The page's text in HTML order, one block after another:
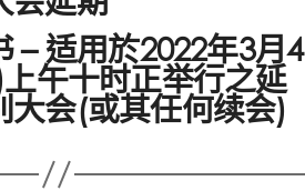
– 适用於2022年3月4
午十时正举行之延
大会(或其任何续会)